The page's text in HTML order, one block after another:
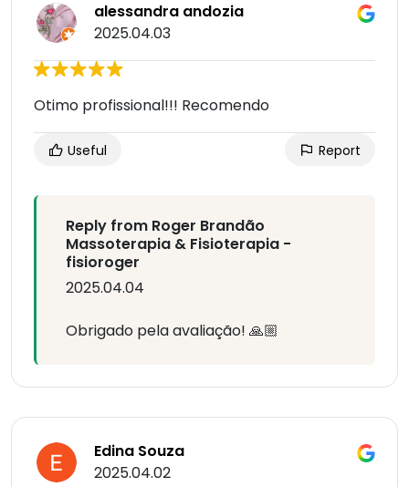
alessandra andozia
2025.04.03
Otimo profissional!!! Recomendo
Useful Report
Reply from Roger Brandão
Massoterapia & Fisioterapia -
fisioroger
2025.04.04
Obrigado pela avaliação! 🙏🏼
Edina Souza
2025.04.02